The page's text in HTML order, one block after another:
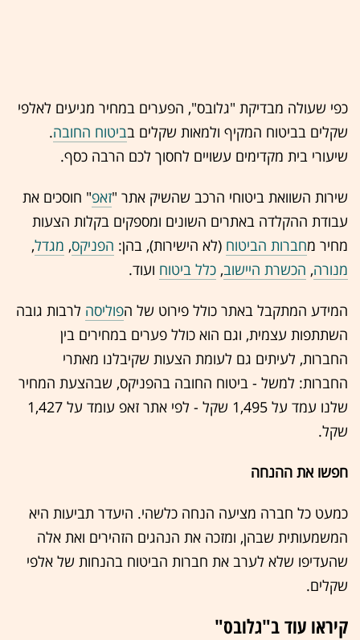
כפי שעולה מבדיקת "גלובס", הפערים במחיר מגיעים לאלפי
שקלים בביטוח המקיף ולמאות שקלים בביטוח החובה.
שיעורי בית מקדימים עשויים לחסוך לכם הרבה כסף.
שירות השוואת ביטוחי הרכב שהשיק אתר "זאפ" חוסכים את
עבודת ההקלדה באתרים השונים ומספקים בקלות הצעות
מחיר מחברות הביטוח (לא הישירות), בהן: הפניקס, מגדל,
מנורה, הכשרת היישוב, כלל ביטוח ועוד.
המידע המתקבל באתר כולל פירוט של הפוליסה לרבות גובה
השתתפות עצמית, וגם הוא כולל פערים במחירים בין
החברות, לעיתים גם לעומת הצעות שקיבלנו מאתרי
החברות: למשל - ביטוח החובה בהפניקס, שבהצעת המחיר
שלנו עמד על 1,495 שקל - לפי אתר זאפ עומד על 1,427
שקל.
חפשו את ההנחה
כמעט כל חברה מציעה הנחה כלשהי. היעדר תביעות היא
המשמעותית שבהן, ומזכה את הנהגים הזהירים ואת אלה
שהעדיפו שלא לערב את חברות הביטוח בהנחות של אלפי
שקלים.
קיראו עוד ב"גלובס"